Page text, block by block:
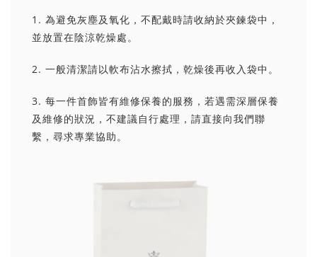
1. 為避免灰塵及氧化，不配戴時請收納於夾鍊袋中，
並放置在陰涼乾燥處。
2. 一般清潔請以軟布沾水擦拭，乾燥後再收入袋中。
3. 每一件首飾皆有維修保養的服務，若遇需深層保養
及維修的狀況，不建議自行處理，請直接向我們聯
繫，尋求專業協助。